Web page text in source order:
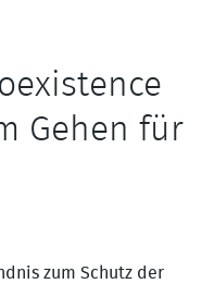
Gehen für
zum Schutz der